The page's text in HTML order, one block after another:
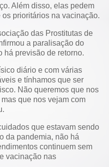
Além disso, elas pedem
prioritários na vacinação.
das Prostitutas de
a paralisação do
há previsão de retorno.
diário e com várias
e tínhamos que ser
Não queremos que nos
que nos vejam com
que estavam sendo
da pandemia, não há
continuem sem
vacinação nas